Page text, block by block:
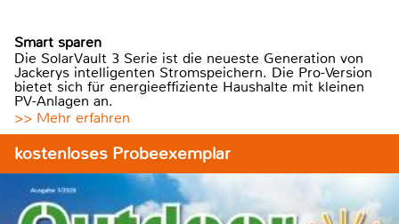
Smart sparen
Die SolarVault 3 Serie ist die neueste Generation von
Jackerys intelligenten Stromspeichern. Die Pro-Version
bietet sich für energieeffiziente Haushalte mit kleinen
PV-Anlagen an.
>> Mehr erfahren
kostenloses Probeexemplar